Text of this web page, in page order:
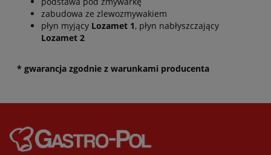
zabudowa ze zlewozmywakiem
płyn myjący Lozamet 1, płyn nabłyszczający
Lozamet 2
* gwarancja zgodnie z warunkami producenta